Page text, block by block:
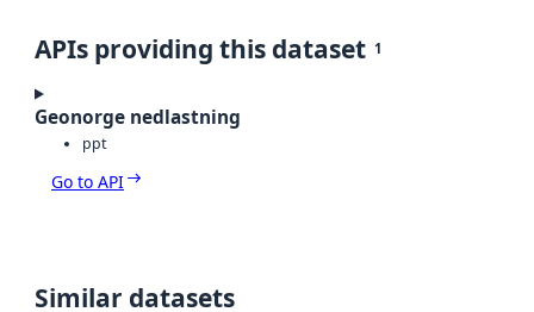
APIs providing this dataset 1
Geonorge nedlastning
ppt
Go to API
Similar datasets